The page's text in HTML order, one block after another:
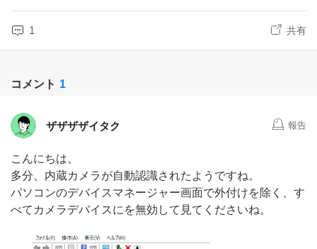
1 共有
コメント 1
ザザザザイタク 報告
こんにちは。
多分、内蔵カメラが自動認識されたようですね。
パソコンのデバイスマネージャー画面で外付けを除く、す
べてカメラデバイスにを無効して見てくださいね。